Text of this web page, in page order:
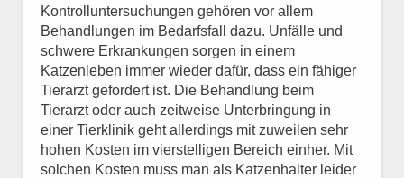
Kontrolluntersuchungen gehören vor allem
Behandlungen im Bedarfsfall dazu. Unfälle und
schwere Erkrankungen sorgen in einem
Katzenleben immer wieder dafür, dass ein fähiger
Tierarzt gefordert ist. Die Behandlung beim
Tierarzt oder auch zeitweise Unterbringung in
einer Tierklinik geht allerdings mit zuweilen sehr
hohen Kosten im vierstelligen Bereich einher. Mit
solchen Kosten muss man als Katzenhalter leider